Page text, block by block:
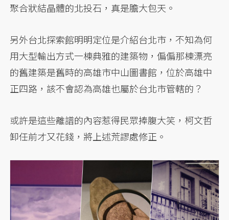
聚合狀結晶體的北投石，真是膽大包天。
另外台北探索館明明定位是介紹台北市，不知為何
用大型輸出方式一棟典雅的建築物，偏偏那棟漂亮
的舊建築是舊時的高雄市中山圖書館，位於高雄中
正四路，該不會認為高雄也屬於台北市管轄的？
或許是這些離譜的內容惹得民眾捧腹大笑，柯文哲
卸任前才又花錢，將上述荒謬處修正。